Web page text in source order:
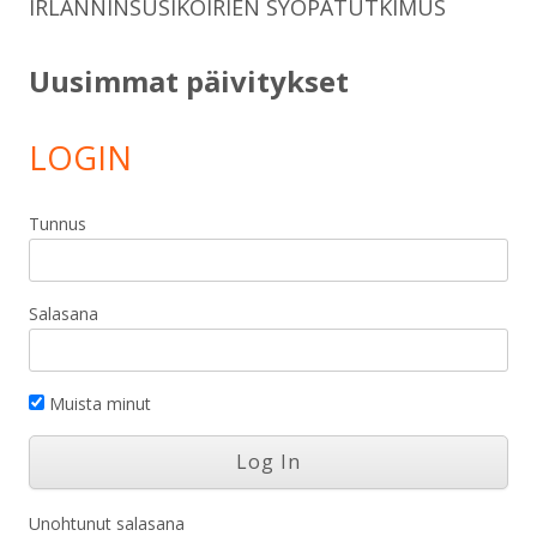
IRLANNINSUSIKOIRIEN SYÖPÄTUTKIMUS
Uusimmat päivitykset
LOGIN
Tunnus
Salasana
Muista minut
Unohtunut salasana